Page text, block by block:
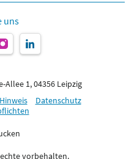
uns
Allee 1, 04356 Leipzig
Datenschutz
vorbehalten.